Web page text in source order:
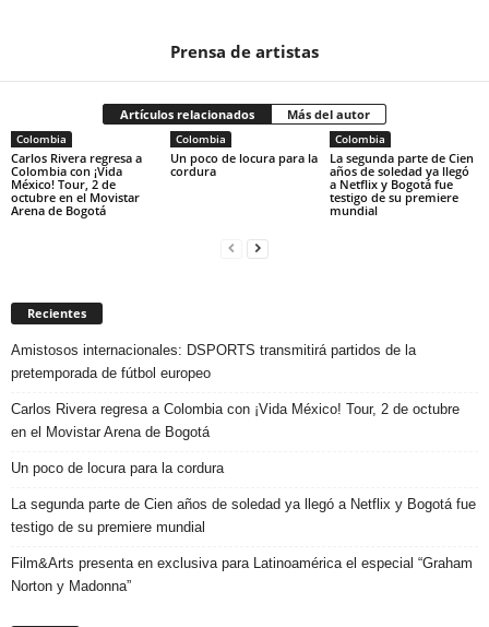
Prensa de artistas
Artículos relacionados Más del autor
Colombia
Carlos Rivera regresa a
Colombia con ¡Vida
México! Tour, 2 de
octubre en el Movistar
Arena de Bogotá
Colombia
Un poco de locura para la
cordura
Colombia
La segunda parte de Cien
años de soledad ya llegó
a Netflix y Bogotá fue
testigo de su premiere
mundial
Recientes
Amistosos internacionales: DSPORTS transmitirá partidos de la
pretemporada de fútbol europeo
Carlos Rivera regresa a Colombia con ¡Vida México! Tour, 2 de octubre
en el Movistar Arena de Bogotá
Un poco de locura para la cordura
La segunda parte de Cien años de soledad ya llegó a Netflix y Bogotá fue
testigo de su premiere mundial
Film&Arts presenta en exclusiva para Latinoamérica el especial “Graham
Norton y Madonna”